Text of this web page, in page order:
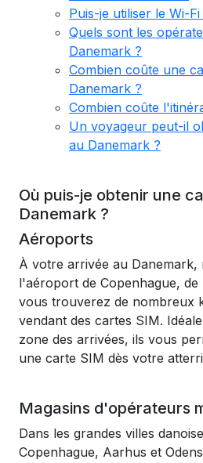
Puis-je utiliser le Wi-
Quels sont les
Danemark ?
Combien coûte une
Danemark ?
Combien coûte
Un voyageur peut-il
au Danemark ?
Où puis-je obtenir une
Danemark ?
Aéroports
À votre arrivée au Danemark,
l'aéroport de Copenhague,
vous trouverez de nombreux
vendant des cartes SIM.
zone des arrivées, ils vous
une carte SIM dès votre
Magasins d'opérateurs
Dans les grandes villes
Copenhague, Aarhus et